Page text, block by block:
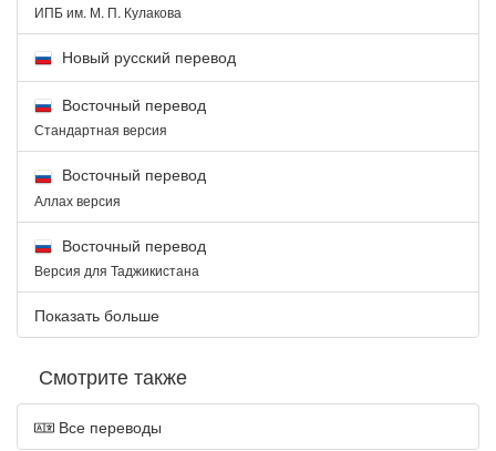
ИПБ им. М. П. Кулакова
Новый русский перевод
Восточный перевод
Стандартная версия
Восточный перевод
Аллах версия
Восточный перевод
Версия для Таджикистана
Показать больше
Смотрите также
Все переводы